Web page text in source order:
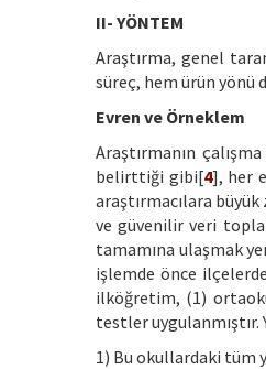
II- YÖNTEM
Araştırma, genel
süreç, hem ürün yönü
Evren ve Örneklem
Araştırmanın
belirttiği gibi[4], her
araştırmacılara
ve güvenilir veri
tamamına ulaşmak
işlemde önce
ilköğretim, (1)
testler
1) Bu okullardaki tüm